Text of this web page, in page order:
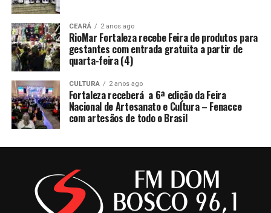
CEARÁ 2 anos ago
RioMar Fortaleza recebe Feira de produtos para
gestantes com entrada gratuita a partir de
quarta-feira (4)
CULTURA 2 anos ago
Fortaleza receberá a 6ª edição da Feira
Nacional de Artesanato e Cultura – Fenacce
com artesãos de todo o Brasil